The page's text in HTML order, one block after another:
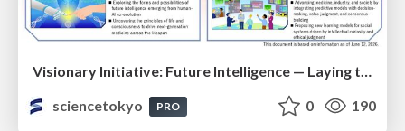
Visionary Initiative: Future Intelligence — Laying the foundations for the future of science, intelligence, and society | Science Tokyo
sciencetokyo
PRO 0 190